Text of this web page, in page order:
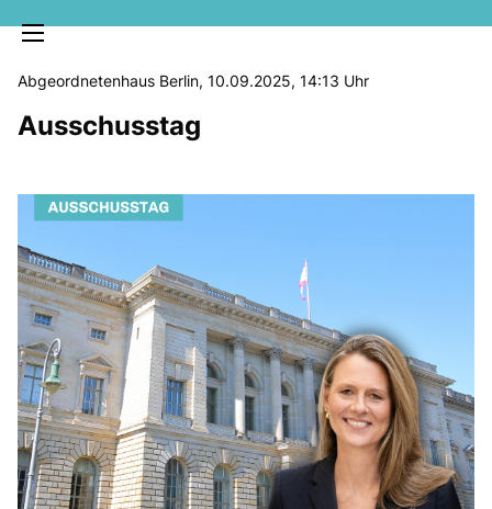
MELDUNGEN
SOZIALE MEDIEN
KLARTEXT
Abgeordnetenhaus Berlin, 10.09.2025, 14:13 Uhr
Ausschusstag